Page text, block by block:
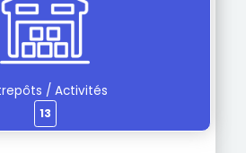
/ Activités
13